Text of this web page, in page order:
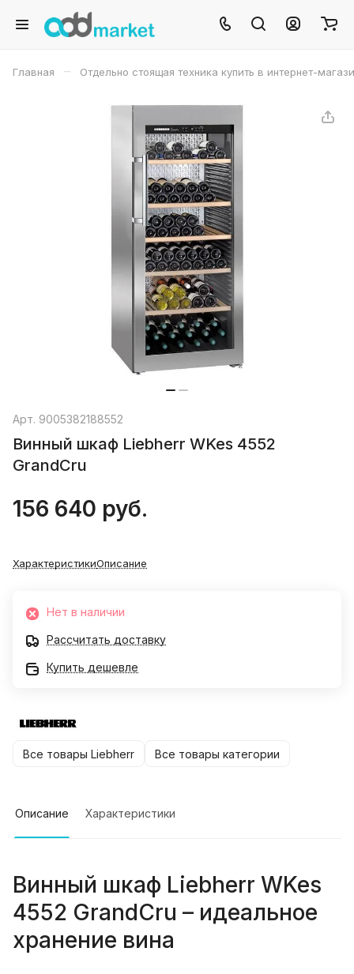
Главная – Отдельно стоящая техника купить в интернет-
Арт. 9005382188552
Винный шкаф Liebherr WKes 4552
GrandCru
156 640 руб.
ХарактеристикиОписание
Нет в наличии
Рассчитать доставку
Купить дешевле
Все товары Liebherr Все товары категории
Описание Характеристики
Винный шкаф Liebherr WKes
4552 GrandCru – идеальное
хранение вина